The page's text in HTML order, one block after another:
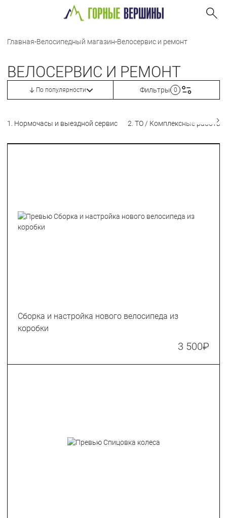
Главная-Велосипедный магазин-Велосервис и ремонт
ВЕЛОСЕРВИС И РЕМОНТ
По популярности Фильтры 0
1. Нормочасы и выездной сервис 2. ТО / Комплексные работы
Сборка и настройка нового велосипеда из
коробки
3 500₽